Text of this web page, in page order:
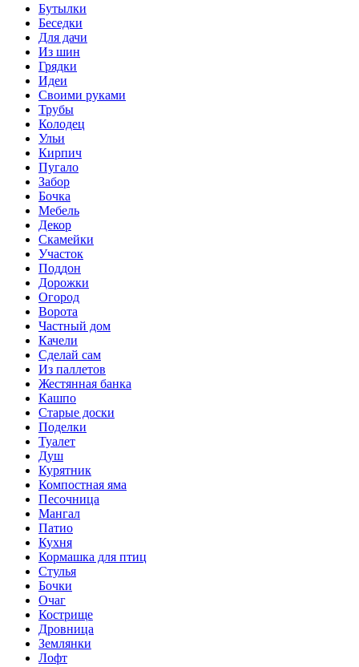
Бутылки
Беседки
Для дачи
Из шин
Грядки
Идеи
Своими руками
Трубы
Колодец
Ульи
Кирпич
Пугало
Забор
Бочка
Мебель
Декор
Скамейки
Участок
Поддон
Дорожки
Огород
Ворота
Частный дом
Качели
Сделай сам
Из паллетов
Жестянная банка
Кашпо
Старые доски
Поделки
Туалет
Душ
Курятник
Компостная яма
Песочница
Мангал
Патио
Кухня
Кормашка для птиц
Стулья
Бочки
Очаг
Кострище
Дровница
Землянки
Лофт